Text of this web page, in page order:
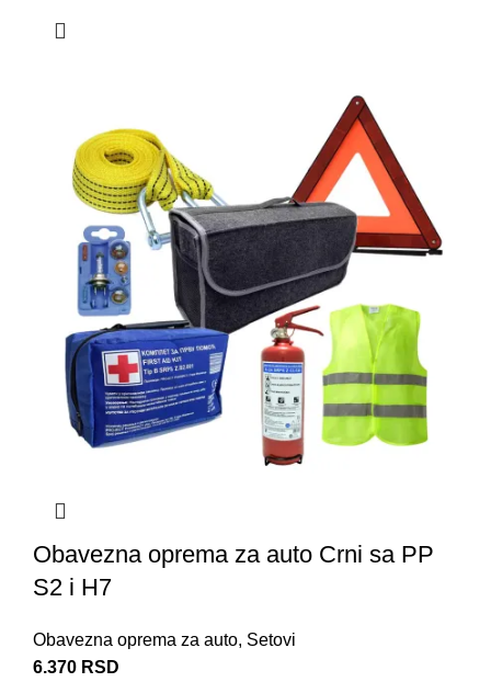
Obavezna oprema za auto Crni sa PP
S2 i H7
Obavezna oprema za auto, Setovi
6.370 RSD